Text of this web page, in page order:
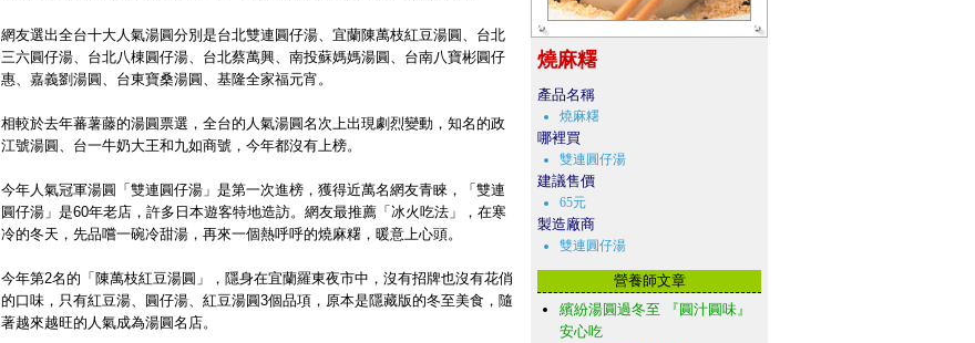
網友選出全台十大人氣湯圓分別是台北雙連圓仔湯、宜蘭陳萬枝紅豆湯圓、台北
三六圓仔湯、台北八棟圓仔湯、台北蔡萬興、南投蘇媽媽湯圓、台南八寶彬圓仔
惠、嘉義劉湯圓、台東寶桑湯圓、基隆全家福元宵。
相較於去年蕃薯藤的湯圓票選，全台的人氣湯圓名次上出現劇烈變動，知名的政
江號湯圓、台一牛奶大王和九如商號，今年都沒有上榜。
今年人氣冠軍湯圓「雙連圓仔湯」是第一次進榜，獲得近萬名網友青睞，「雙連
圓仔湯」是60年老店，許多日本遊客特地造訪。網友最推薦「冰火吃法」，在寒
冷的冬天，先品嚐一碗冷甜湯，再來一個熱呼呼的燒麻糬，暖意上心頭。
今年第2名的「陳萬枝紅豆湯圓」，隱身在宜蘭羅東夜市中，沒有招牌也沒有花俏
的口味，只有紅豆湯、圓仔湯、紅豆湯圓3個品項，原本是隱藏版的冬至美食，隨
著越來越旺的人氣成為湯圓名店。
燒麻糬
產品名稱
燒麻糬
哪裡買
雙連圓仔湯
建議售價
65元
製造廠商
雙連圓仔湯
營養師文章
繽紛湯圓過冬至 『圓汁圓味』
安心吃